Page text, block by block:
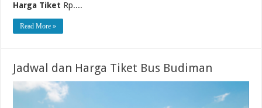
Harga Tiket Rp....
Read More »
Jadwal dan Harga Tiket Bus Budiman